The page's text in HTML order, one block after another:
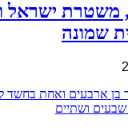
משטרת ישראל
שמונה